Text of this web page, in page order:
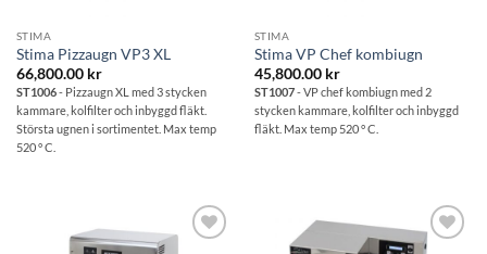
STIMA
Stima Pizzaugn VP3 XL
66,800.00 kr
ST1006- Pizzaugn XL med 3 stycken
kammare, kolfilter och inbyggd fläkt.
Största ugnen i sortimentet. Max temp
520 ° C.
STIMA
Stima VP Chef kombiugn
45,800.00 kr
ST1007- VP chef kombiugn med 2
stycken kammare, kolfilter och inbyggd
fläkt. Max temp 520 ° C.